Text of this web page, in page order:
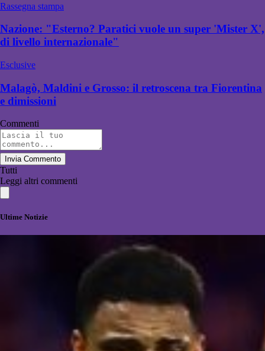
Rassegna stampa
Nazione: "Esterno? Paratici vuole un super 'Mister X',
di livello internazionale"
Esclusive
Malagò, Maldini e Grosso: il retroscena tra Fiorentina
e dimissioni
Commenti
Invia Commento
Tutti
Leggi altri commenti
Ultime Notizie